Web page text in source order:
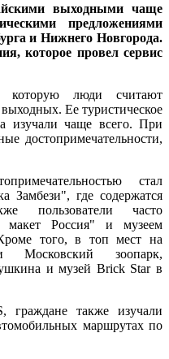
выходными чаще
предложениями
и Нижнего Новгорода.
которое провел сервис
которую люди считают
Ее туристическое
изучали чаще всего. При
достопримечательности,
стал
Замбези", где содержатся
пользователи часто
макет Россия" и музеем
того, в топ мест на
Московский зоопарк,
и музей Brick Star в
граждане также изучали
маршрутах по